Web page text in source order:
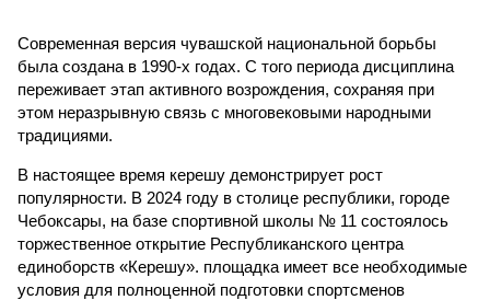
Современная версия чувашской национальной борьбы
была создана в 1990-х годах. С того периода дисциплина
переживает этап активного возрождения, сохраняя при
этом неразрывную связь с многовековыми народными
традициями.
В настоящее время керешу демонстрирует рост
популярности. В 2024 году в столице республики, городе
Чебоксары, на базе спортивной школы № 11 состоялось
торжественное открытие Республиканского центра
единоборств «Керешу». площадка имеет все необходимые
условия для полноценной подготовки спортсменов